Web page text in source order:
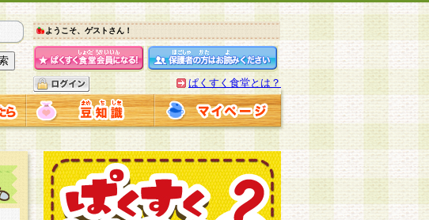
ようこそ、ゲストさん！
ぱくすく食堂とは？